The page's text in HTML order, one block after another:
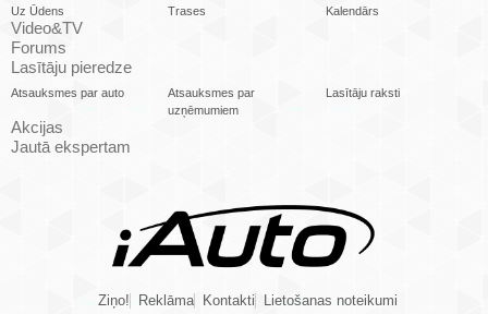
Uz Ūdens
Trases Kalendārs
Video&TV
Forums
Lasītāju pieredze
Atsauksmes par auto
Atsauksmes par
uzņēmumiem
Lasītāju raksti
Akcijas
Jautā ekspertam
Ziņo! Reklāma Kontakti Lietošanas noteikumi